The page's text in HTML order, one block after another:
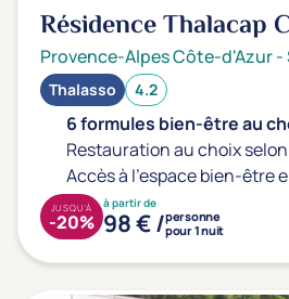
Résidence Thalacap
Provence-Alpes Côte-d'Azur-
Thalasso 4.2
6 formules bien-être au
Restauration au choix
Accès à l'espace bien-être
à partir de
98 € /personne
pour 1 nuit
JUSQU'À
-20%